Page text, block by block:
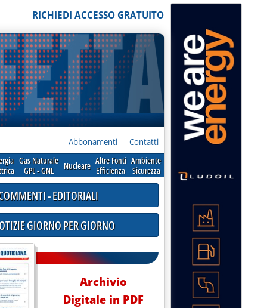
RICHIEDI ACCESSO GRATUITO
Abbonamenti Contatti
Gas Naturale
GPL - GNL
Nucleare Altre Fonti
Efficienza
Ambiente
Sicurezza
- EDITORIALI
GIORNO PER GIORNO
Archivio
Digitale in PDF